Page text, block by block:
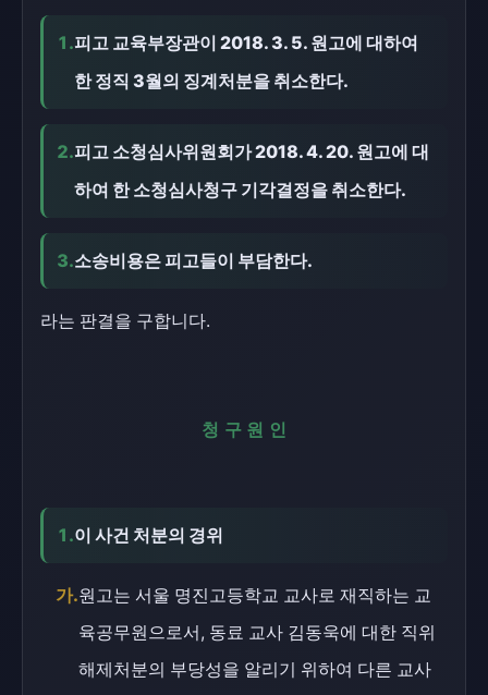
1.피고 교육부장관이 2018. 3. 5. 원고에 대하여
한 정직 3월의 징계처분을 취소한다.
2.피고 소청심사위원회가 2018. 4. 20. 원고에 대
하여 한 소청심사청구 기각결정을 취소한다.
3.소송비용은 피고들이 부담한다.
라는 판결을 구합니다.
청구원인
1.이 사건 처분의 경위
가.원고는 서울 명진고등학교 교사로 재직하는 교
육공무원으로서, 동료 교사 김동욱에 대한 직위
해제처분의 부당성을 알리기 위하여 다른 교사